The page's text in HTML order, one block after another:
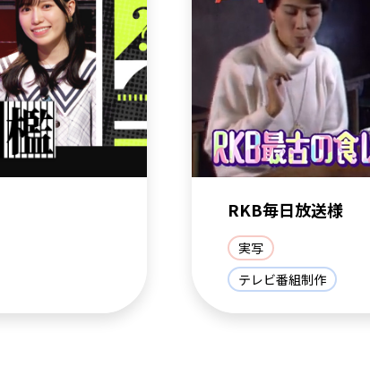
RKB毎日放送様
実写
テレビ番組制作